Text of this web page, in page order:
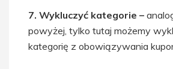
7. Wykluczyć kategorie –
powyżej, tylko tutaj możemy
kategorię z obowiązywania